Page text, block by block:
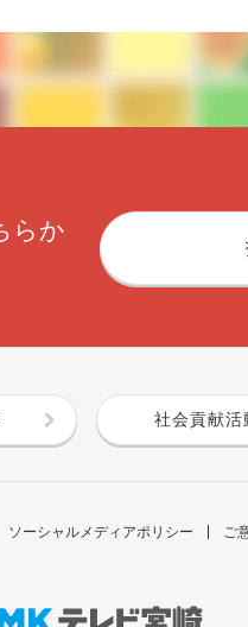
らか
社会貢献活
ソーシャルメディアポリシー ご